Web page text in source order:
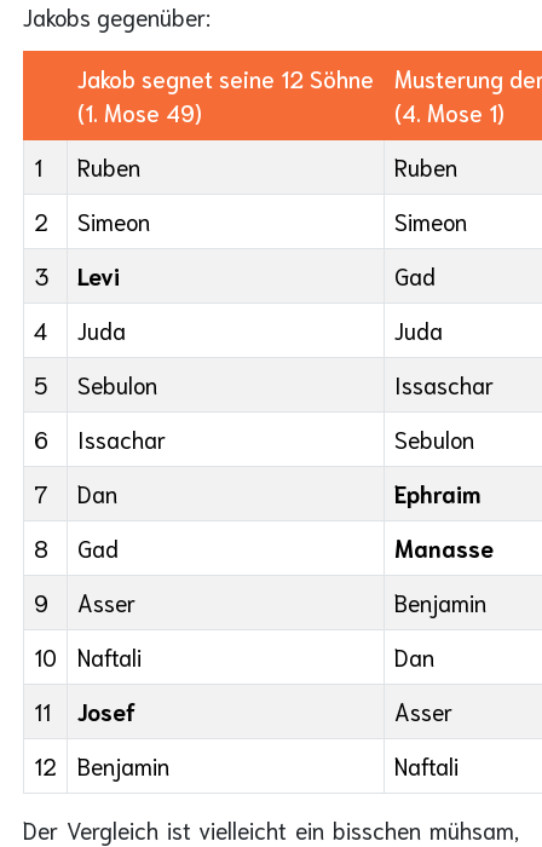
Jakobs gegenüber:
Jakob segnet seine 12 Söhne
(1. Mose 49)
Musterung
(4. Mose 1)
1
Ruben
Ruben
2
Simeon
Simeon
3
Levi
Gad
4
Juda
Juda
5
Sebulon
Issaschar
6
Issachar
Sebulon
7
Dan
Ephraim
8
Gad
Manasse
9
Asser
Benjamin
10
Naftali
Dan
11
Josef
Asser
12
Benjamin Naftali
Der Vergleich ist vielleicht ein bisschen mühsam,